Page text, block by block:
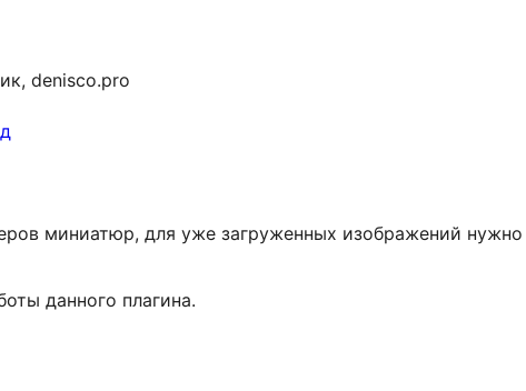
denisco.pro
миниатюр, для уже загруженных изображений
данного плагина.